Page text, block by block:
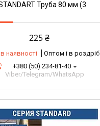
Труба 80 мм (3
225 ₴
наявності
Оптом і в роздріб
+380 (50) 234-81-40
Viber/Telegram/WhatsApp